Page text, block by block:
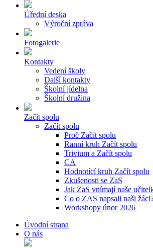
Úřední deska
Výroční zpráva
Fotogalerie
Kontakty
Vedení školy
Další kontakty
Školní jídelna
Školní družina
Začít spolu
Začít spolu
Proč Začít spolu
Ranní kruh Začít spolu
Trivium a Začít spolu
CA
Hodnotící kruh Začít spolu
Zkušenosti se ZaS
Jak ZaS vnímají naše
Co o ZAS napsali naši
Workshopy únor 2026
Úvodní strana
O nás